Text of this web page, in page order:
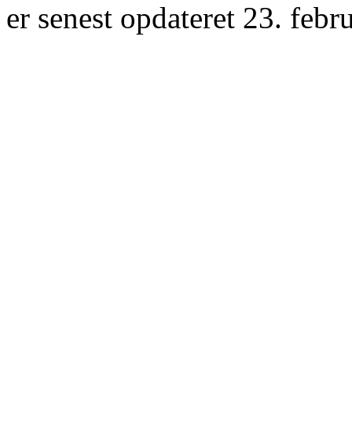
er senest opdateret 23.